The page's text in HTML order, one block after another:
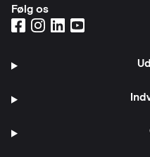
Følg os